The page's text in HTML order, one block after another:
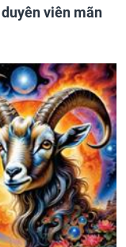
viên mãn